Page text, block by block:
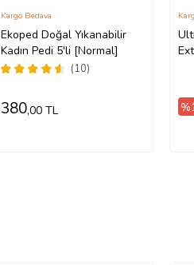
Ekoped Doğal Yıkanabilir
Kadın Pedi 5'li [Normal]
(10)
Kargo Bedava
380,00 TL